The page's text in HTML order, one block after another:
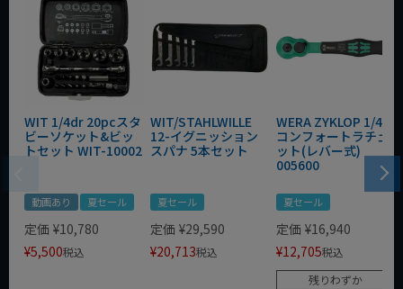
WIT 1/4dr 20pcスタ
ビーソケット&ビッ
トセット WIT-10002
動画あり 夏セール
定価 ¥10,780
¥5,500税込
WIT/STAHLWILLE
12-イグニッション
スパナ 5本セット
夏セール
定価 ¥29,590
¥20,713税込
WERA ZYKLOP 1/4"
コンフォートラチェ
ット(レバー式)
005600
夏セール
定価 ¥16,940
¥12,705税込
残りわずか